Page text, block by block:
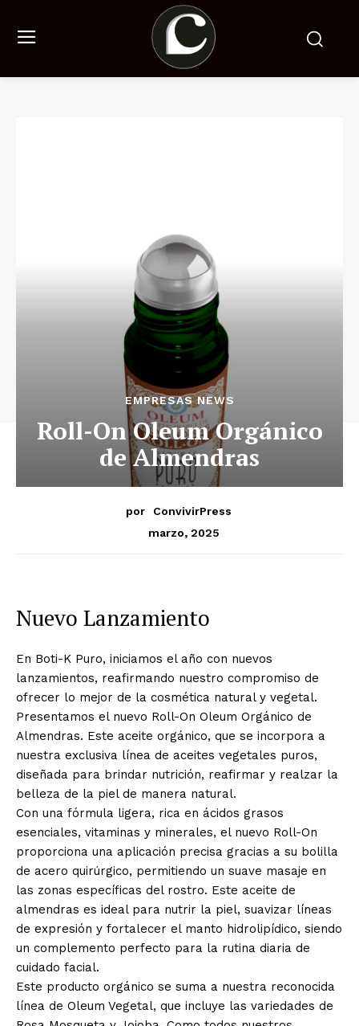
EMPRESAS NEWS
Roll-On Oleum Orgánico
de Almendras
por
ConvivirPress
marzo, 2025
Nuevo Lanzamiento
En Boti-K Puro, iniciamos el año con nuevos
lanzamientos, reafirmando nuestro compromiso de
ofrecer lo mejor de la cosmética natural y vegetal.
Presentamos el nuevo Roll-On Oleum Orgánico de
Almendras. Este aceite orgánico, que se incorpora a
nuestra exclusiva línea de aceites vegetales puros,
diseñada para brindar nutrición, reafirmar y realzar la
belleza de la piel de manera natural.
Con una fórmula ligera, rica en ácidos grasos
esenciales, vitaminas y minerales, el nuevo Roll-On
proporciona una aplicación precisa gracias a su bolilla
de acero quirúrgico, permitiendo un suave masaje en
las zonas específicas del rostro. Este aceite de
almendras es ideal para nutrir la piel, suavizar líneas
de expresión y fortalecer el manto hidrolipídico, siendo
un complemento perfecto para la rutina diaria de
cuidado facial.
Este producto orgánico se suma a nuestra reconocida
línea de Oleum Vegetal, que incluye las variedades de